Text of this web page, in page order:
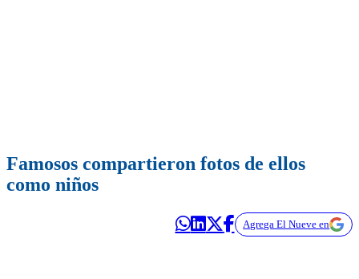
Famosos compartieron fotos de ellos
como niños
Agrega El Nueve en